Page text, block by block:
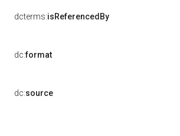
dcterms:isReferencedBy
dc:format
dc:source